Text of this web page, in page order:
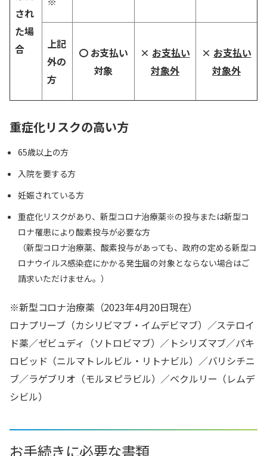
され
た場
合
上記
外の
方
〇 お支払い
対象
× お支払い
対象外
× お支払い
対象外
重症化リスクの高い方
65歳以上の方
入院を要する方
妊娠されている方
重症化リスクがあり、新型コロナ治療薬※の投与または新型コ
ロナ罹患により酸素投与が必要な方
（新型コロナ治療薬、酸素投与があっても、政府の定める新型コ
ロナウイルス感染症にかかる発生届の対象とならない場合はご
請求いただけません。）
※新型コロナ治療薬（2023年4月20日現在）
ロナプリーブ（カシリビマブ・イムデビマブ）／ステロイ
ド薬／ゼビュディ（ソトロビマブ）／トシリズマブ／パキ
ロビッド（ニルマトレルビル・リトナビル）／バリシチニ
ブ／ラゲブリオ（モルヌピラビル）／ベクルリー（レムデ
シビル）
お手続きに必要な書類